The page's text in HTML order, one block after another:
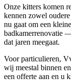
Onze kitters komen
kennen zowel
nu gaat om een
badkamerrenovatie
dat jaren meegaat.
Voor particulieren,
wij meestal binnen
een offerte aan en u